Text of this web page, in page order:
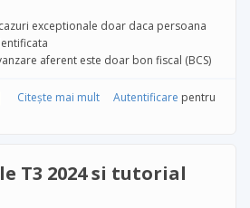
exceptionale doar daca persoana
aferent este doar bon fiscal (BCS)
Share
Citește mai mult
despre Instructiuni
Autentificare pentru
T3 2024 si tutorial